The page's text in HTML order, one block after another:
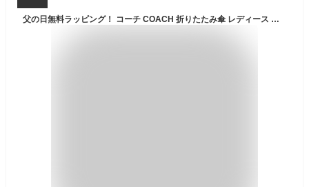
父の日無料ラッピング！ コーチ COACH 折りたたみ傘 レディース 日傘 晴雨兼用傘 折り畳み傘 アンブレラ 99％ UVカット シグネチャー 【送料無料】 ブランド コーチ正規品販売店 直営アウトレット店より直輸入 【あす楽】